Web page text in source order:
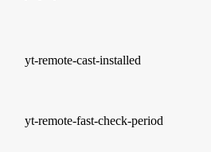
yt-remote-cast-installed
yt-remote-fast-check-period